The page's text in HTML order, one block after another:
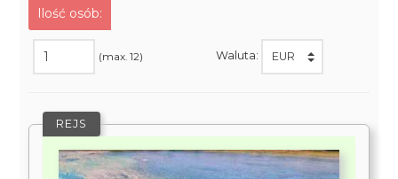
Ilość osób:
(max. 12) Waluta:
REJS